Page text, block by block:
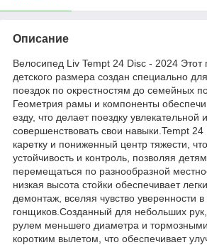
Описание
Велосипед Liv Tempt 24 Disc - 2024 Этот
детского размера создан специально
поездок по окрестностям до семейных
Геометрия рамы и компоненты
езду, что делает поездку увлекательной
совершенствовать свои навыки.Tempt
каретку и пониженный центр тяжести,
устойчивость и контроль, позволяя
перемещаться по разнообразной
низкая высота стойки обеспечивает
демонтаж, вселяя чувство уверенности
гонщиков.Созданный для небольших
рулем меньшего диаметра и
коротким вылетом, что обеспечивает